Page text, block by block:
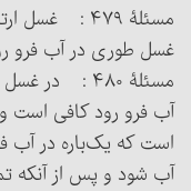
مسئلۀ ۴۷۹ :
غسل طوری در آب فرو
مسئلۀ ۴۸۰ :
آب فرو رود کافی است
است که یک‌باره در آب
آب شود و پس از آنکه